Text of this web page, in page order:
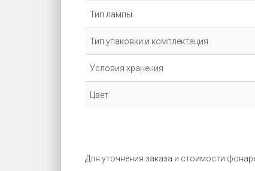
Тип лампы
Тип упаковки и комплектация
Условия хранения
Цвет
Для уточнения заказа и стоимости